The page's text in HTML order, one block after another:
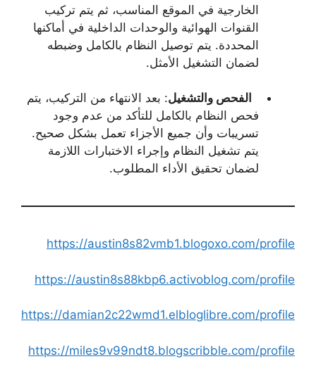
الخارجية في الموقع المناسب، ثم يتم تركيب
القنوات الهوائية والوحدات الداخلية في أماكنها
المحددة. يتم توصيل النظام بالكامل وضبطه
لضمان التشغيل الأمثل.
الفحص والتشغيل: بعد الانتهاء من التركيب، يتم
فحص النظام بالكامل للتأكد من عدم وجود
تسريبات وأن جميع الأجزاء تعمل بشكل صحيح.
يتم تشغيل النظام وإجراء الاختبارات اللازمة
لضمان تحقيق الأداء المطلوب.
https://austin8s82vmb1.blogoxo.com/profile
https://austin8s88kbp6.activoblog.com/profile
https://damian2c22wmd1.elbloglibre.com/profile
https://miles9v99ndt8.blogscribble.com/profile